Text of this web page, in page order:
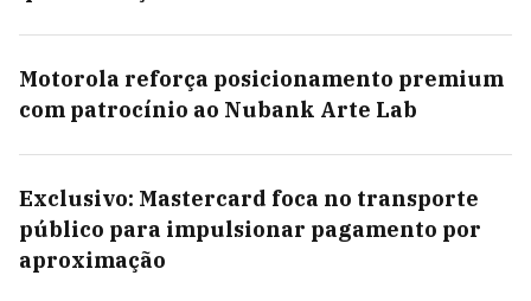
Motorola reforça posicionamento premium
com patrocínio ao Nubank Arte Lab
Exclusivo: Mastercard foca no transporte
público para impulsionar pagamento por
aproximação